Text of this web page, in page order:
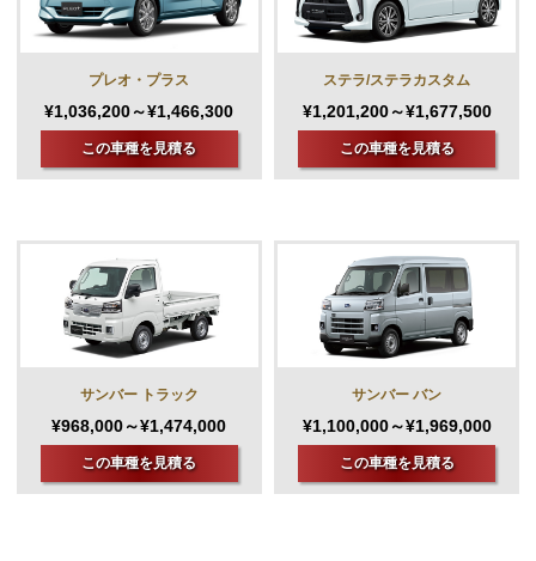
プレオ・プラス
¥1,036,200～¥1,466,300
この車種を見積る
ステラ/ステラカスタム
¥1,201,200～¥1,677,500
この車種を見積る
サンバー トラック
¥968,000～¥1,474,000
この車種を見積る
サンバー バン
¥1,100,000～¥1,969,000
この車種を見積る